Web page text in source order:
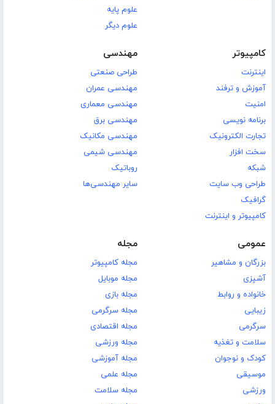
علوم پایه
علوم دیگر
کامپیوتر
اینترنت
آموزش و ترفند
امنیت
برنامه نویسی
تجارت الکترونیک
سخت افزار
شبکه
طراحی وب سایت
گرافیک
کامپیوتر و اینترنت
مهندسی
طراحی صنعتی
مهندسی عمران
مهندسی معماری
مهندسی برق
مهندسی مکانیک
مهندسی شیمی
روباتیک
سایر مهندسی‌ها
عمومی
بزرگان و مشاهیر
آشپزی
خانواده و روابط
زیبایی
سرگرمی
سلامت و تغذیه
کودک و نوجوان
موسیقی
ورزشی
مجله
مجله کامپیوتر
مجله موبایل
مجله بازی
مجله سرگرمی
مجله اقتصادی
مجله ورزشی
مجله آموزشی
مجله علمی
مجله سلامت